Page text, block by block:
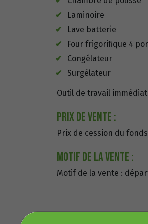
Laminoire
Lave batterie
Four frigorifique 4
Congélateur
Surgélateur
Outil de travail
Prix de vente :
Prix de cession du
Motif de la vente :
Motif de la vente :